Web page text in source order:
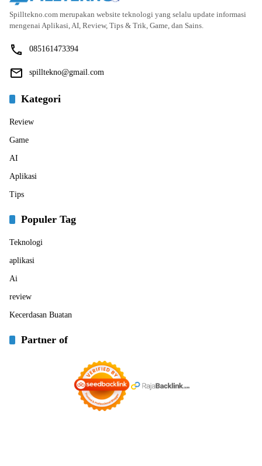
Spilltekno.com merupakan website teknologi yang selalu update informasi
mengenai Aplikasi, AI, Review, Tips & Trik, Game, dan Sains.
085161473394
spilltekno@gmail.com
Kategori
Review
Game
AI
Aplikasi
Tips
Populer Tag
Teknologi
aplikasi
Ai
review
Kecerdasan Buatan
Partner of